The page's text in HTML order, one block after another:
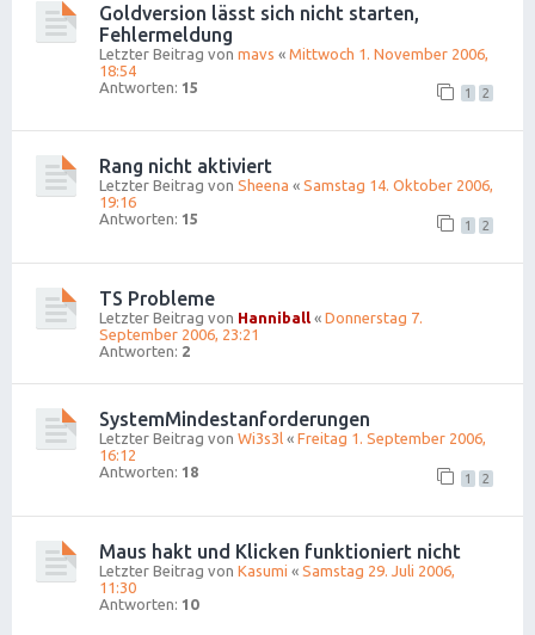
Goldversion lässt sich nicht starten,
Fehlermeldung
Letzter Beitrag von mavs « Mittwoch 1. November 2006,
18:54
Antworten: 15 1 2
Rang nicht aktiviert
Letzter Beitrag von Sheena « Samstag 14. Oktober 2006,
19:16
Antworten: 15 1 2
TS Probleme
Letzter Beitrag von Hanniball « Donnerstag 7.
September 2006, 23:21
Antworten: 2
SystemMindestanforderungen
Letzter Beitrag von Wi3s3l « Freitag 1. September 2006,
16:12
Antworten: 18 1 2
Maus hakt und Klicken funktioniert nicht
Letzter Beitrag von Kasumi « Samstag 29. Juli 2006,
11:30
Antworten: 10